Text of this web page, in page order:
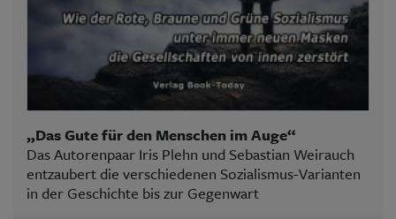
„Das Gute für den Menschen im Auge“
Das Autorenpaar Iris Plehn und Sebastian Weirauch
entzaubert die verschiedenen Sozialismus-Varianten
in der Geschichte bis zur Gegenwart